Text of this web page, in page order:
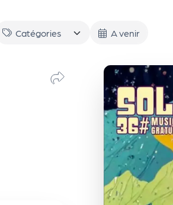
A venir